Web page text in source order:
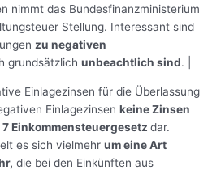
nimmt das Bundesfinanzministerium
Stellung. Interessant sind
zu negativen
grundsätzlich unbeachtlich sind. |
Einlagezinsen für die Überlassung
Einlagezinsen keine Zinsen
7 Einkommensteuergesetz dar.
es sich vielmehr um eine Art
die bei den Einkünften aus